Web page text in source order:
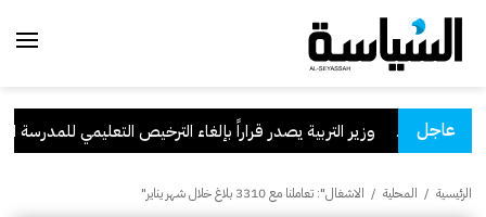
عاجل
. وزير التربية يصدر قراراً بإلغاء الترخيص التعليمي للمدرسة
الرئيسية / المحلية / الاشغال": تعاملنا مع 3310 بلاغ خلال شهر يناير"